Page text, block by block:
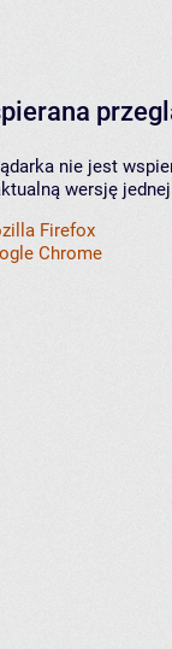
nie jest
wersję
Firefox
Chrome